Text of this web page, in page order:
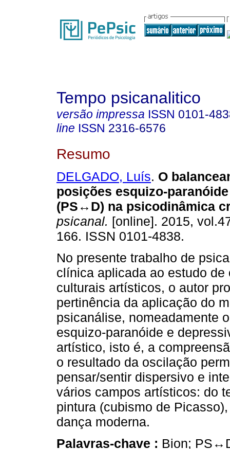
Tempo psicanalitico
versão impressa ISSN 0101-
line ISSN 2316-6576
Resumo
DELGADO, Luís. O
posições esquizo-
(PS↔ D) na psicodinâmica
psicanal. [online]. 2015,
166. ISSN 0101-4838.
No presente trabalho de
clínica aplicada ao estudo de
culturais artísticos, o autor
pertinência da aplicação do
psicanálise, nomeadamente
esquizo-paranóide e
artístico, isto é, a
o resultado da oscilação
pensar/sentir dispersivo e
vários campos artísticos: do
pintura (cubismo de
dança moderna.
Palavras-chave : Bion;